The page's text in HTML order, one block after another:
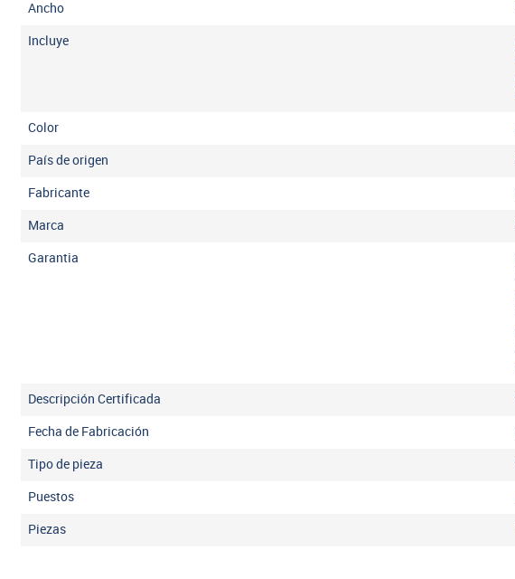
Ancho
Incluye
Color
País de origen
Fabricante
Marca
Garantia
Descripción Certificada
Fecha de Fabricación
Tipo de pieza
Puestos
Piezas